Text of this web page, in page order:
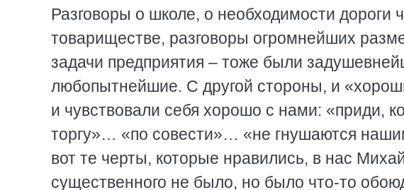
Разговоры о школе, о необходимости дороги
товариществе, разговоры огромнейших
задачи предприятия – тоже были
любопытнейшие. С другой стороны, и
и чувствовали себя хорошо с нами: «приди,
торгу»… «по совести»… «не гнушаются
вот те черты, которые нравились, в нас
существенного не было, но было что-то